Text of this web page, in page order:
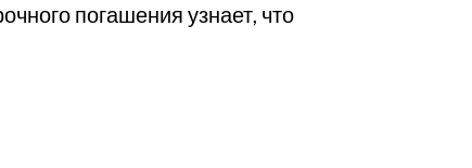
погашения узнает, что